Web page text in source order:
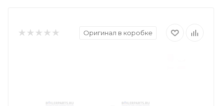
Оригинал в коробке